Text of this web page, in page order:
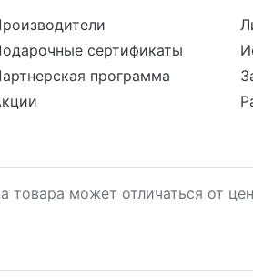
сертификаты
программа
товара может отличаться от